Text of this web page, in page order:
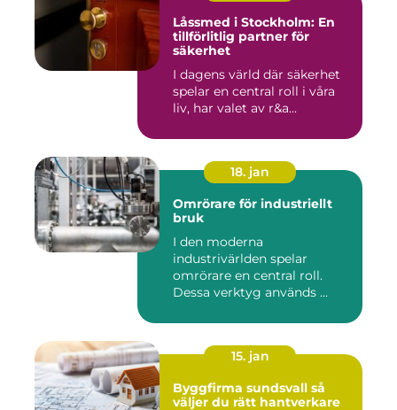
Låssmed i Stockholm: En
tillförlitlig partner för
säkerhet
I dagens värld där säkerhet
spelar en central roll i våra
liv, har valet av r&a...
18. jan
Omrörare för industriellt
bruk
I den moderna
industrivärlden spelar
omrörare en central roll.
Dessa verktyg används ...
15. jan
Byggfirma sundsvall så
väljer du rätt hantverkare